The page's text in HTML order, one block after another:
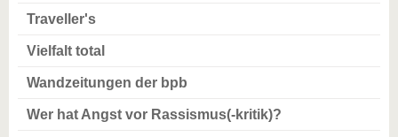
Traveller's
Vielfalt total
Wandzeitungen der bpb
Wer hat Angst vor Rassismus(-kritik)?